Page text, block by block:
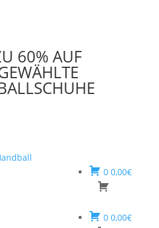
60% AUF
0 0,00€
0 0,00€